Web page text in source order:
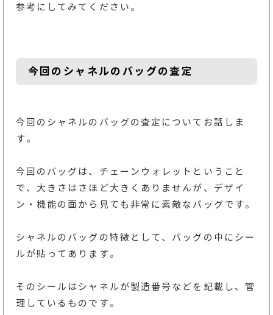
参考にしてみてください。
今回のシャネルのバッグの査定
今回のシャネルのバッグの査定についてお話しま
す。
今回のバッグは、チェーンウォレットということ
で、大きさはさほど大きくありませんが、デザイ
ン・機能の面から見ても非常に素敵なバッグです。
シャネルのバッグの特徴として、バッグの中にシー
ルが貼ってあります。
そのシールはシャネルが製造番号などを記載し、管
理しているものです。